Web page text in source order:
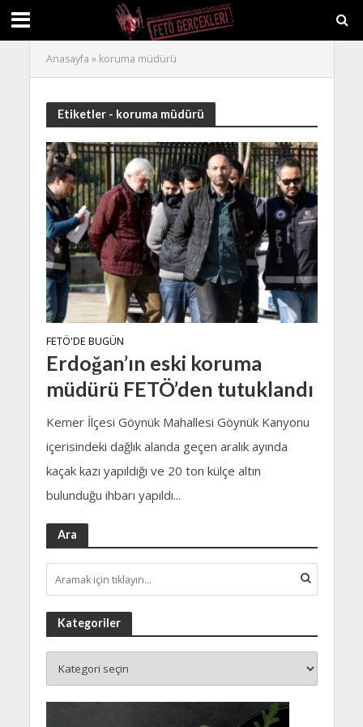
Anasayfa » koruma müdürü
Etiketler - koruma müdürü
FETÖ'DE BUGÜN
Erdoğan’ın eski koruma
müdürü FETÖ’den tutuklandı
Kemer İlçesi Göynük Mahallesi Göynük Kanyonu
içerisindeki dağlık alanda geçen aralık ayında
kaçak kazı yapıldığı ve 20 ton külçe altın
bulunduğu ihbarı yapıldı...
Ara
Kategoriler